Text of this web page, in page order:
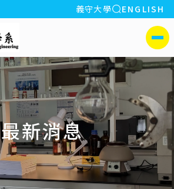
:::
義守大學 全站搜索
ENGLISH
側選單
最新消息